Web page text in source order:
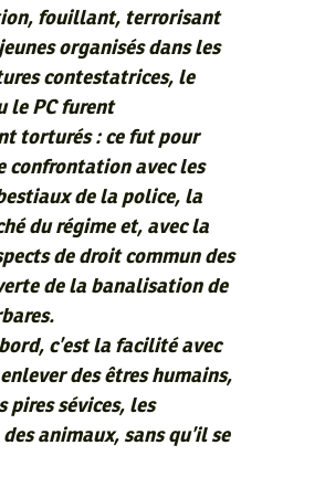
fouillant, terrorisant
organisés dans les
contestatrices, le
le PC furent
torturés : ce fut pour
confrontation avec les
de la police, la
du régime et, avec la
de droit commun des
de la banalisation de
c’est la facilité avec
des êtres humains,
pires sévices, les
animaux, sans qu’il se